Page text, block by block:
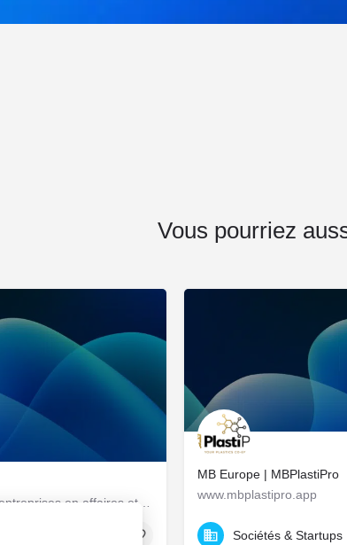
Vous pourriez
Conseil et assistance aux entreprises en affaires et gestion.
MB Europe | MBPlastiPro
www.mbplastipro.app
9 All. des Balcons de la
Sociétés & Startups